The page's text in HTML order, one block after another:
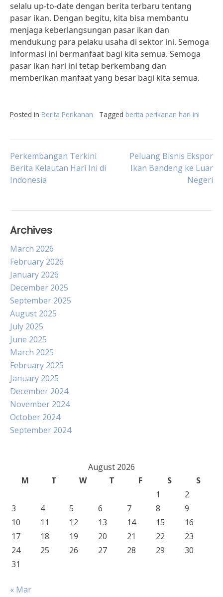
selalu up-to-date dengan berita terbaru tentang
pasar ikan. Dengan begitu, kita bisa membantu
menjaga keberlangsungan pasar ikan dan
mendukung para pelaku usaha di sektor ini. Semoga
informasi ini bermanfaat bagi kita semua. Semoga
pasar ikan hari ini tetap berkembang dan
memberikan manfaat yang besar bagi kita semua.
Posted in Berita Perikanan Tagged berita perikanan hari ini
Post
navigation
Perkembangan Terkini
Berita Kelautan Hari Ini di
Indonesia
Peluang Bisnis Ekspor
Ikan Bandeng ke Luar
Negeri
Archives
March 2026
February 2026
January 2026
December 2025
September 2025
August 2025
July 2025
June 2025
March 2025
February 2025
January 2025
December 2024
November 2024
October 2024
September 2024
August 2026
M
T W T F S
S
1
2
3
4 5 6 7 8
9
10
11 12 13 14 15
16
17
18 19 20 21 22
23
24
25 26 27 28 29
30
31
« Mar